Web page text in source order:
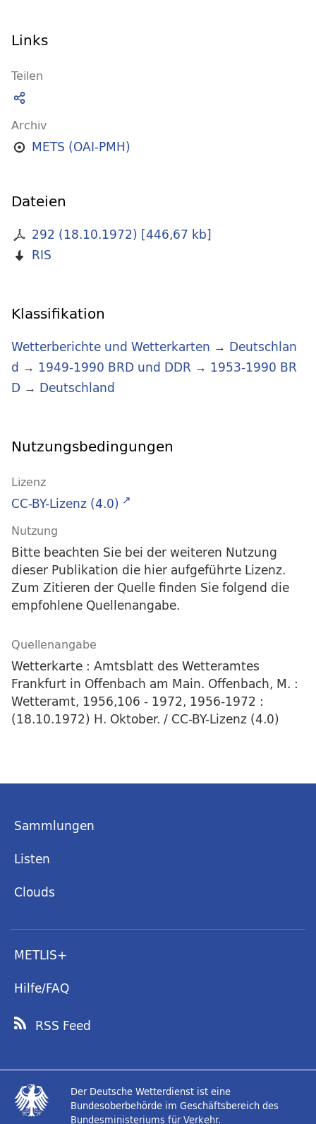
Links
Teilen
Archiv
METS (OAI-PMH)
Dateien
292 (18.10.1972) [446,67 kb]
RIS
Klassifikation
Wetterberichte und Wetterkarten → Deutschlan
d → 1949-1990 BRD und DDR → 1953-1990 BR
D → Deutschland
Nutzungsbedingungen
Lizenz
CC-BY-Lizenz (4.0)
Nutzung
Bitte beachten Sie bei der weiteren Nutzung
dieser Publikation die hier aufgeführte Lizenz.
Zum Zitieren der Quelle finden Sie folgend die
empfohlene Quellenangabe.
Quellenangabe
Wetterkarte : Amtsblatt des Wetteramtes
Frankfurt in Offenbach am Main. Offenbach, M. :
Wetteramt, 1956,106 - 1972, 1956-1972 :
(18.10.1972) H. Oktober. / CC-BY-Lizenz (4.0)
Sammlungen
Listen
Clouds
METLIS+
Hilfe/FAQ
RSS Feed
Der Deutsche Wetterdienst ist eine
Bundesoberbehörde im Geschäftsbereich des
Bundesministeriums für Verkehr.